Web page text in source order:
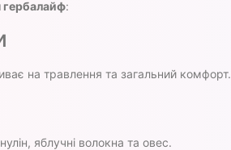
:
на травлення та загальний комфорт.
яблучні волокна та овес.